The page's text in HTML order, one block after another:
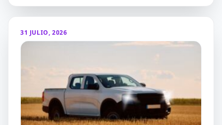
31 JULIO, 2026